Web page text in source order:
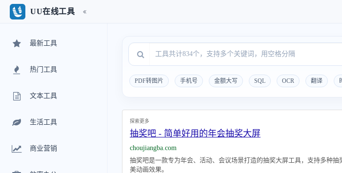
最新工具
热门工具
文本工具
生活工具
商业营销
UU在线工具
PDF转图片 手机号 金额大写 SQL OCR 翻译
探索更多
抽奖吧 - 简单好用的年会抽奖大屏
choujiangba.com
抽奖吧是一款专为年会、活动、会议场景打造的抽奖大屏工具，支持多种抽
美动画效果。